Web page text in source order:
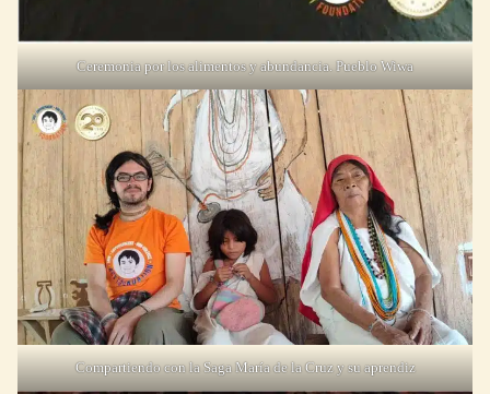
Ceremonia por los alimentos y abundancia. Pueblo Wiwa
Compartiendo con la Saga María de la Cruz y su aprendiz